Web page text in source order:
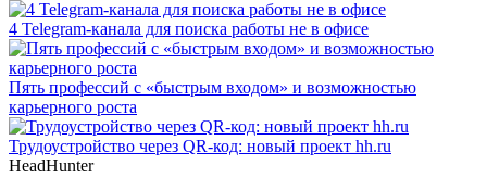
4 Telegram-канала для поиска работы не в офисе
Пять профессий с «быстрым входом» и возможностью
карьерного роста
Трудоустройство через QR-код: новый проект hh.ru
HeadHunter